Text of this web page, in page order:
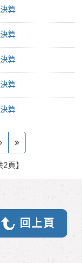
算
算
算
算
算
頁】
回上頁